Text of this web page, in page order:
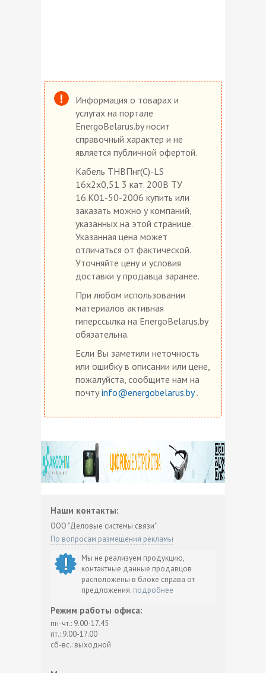
Информация о товарах и
услугах на портале
EnergoBelarus.by носит
справочный характер и не
является публичной офертой.
Кабель ТНВПнг(С)-LS
16х2х0,51 3 кат. 200В ТУ
16.К01-50-2006 купить или
заказать можно у компаний,
указанных на этой странице.
Указанная цена может
отличаться от фактической.
Уточняйте цену и условия
доставки у продавца заранее.
При любом использовании
материалов активная
гиперссылка на EnergoBelarus.by
обязательна.
Если Вы заметили неточность
или ошибку в описании или цене,
пожалуйста, сообщите нам на
почту info@energobelarus.by.
Наши контакты:
ООО "Деловые системы связи"
По вопросам размещения рекламы
Мы не реализуем продукцию,
контактные данные продавцов
расположены в блоке справа от
предложения. подробнее
Режим работы офиса:
пн-чт.: 9.00-17.45
пт.: 9.00-17.00
сб-вс.: выходной